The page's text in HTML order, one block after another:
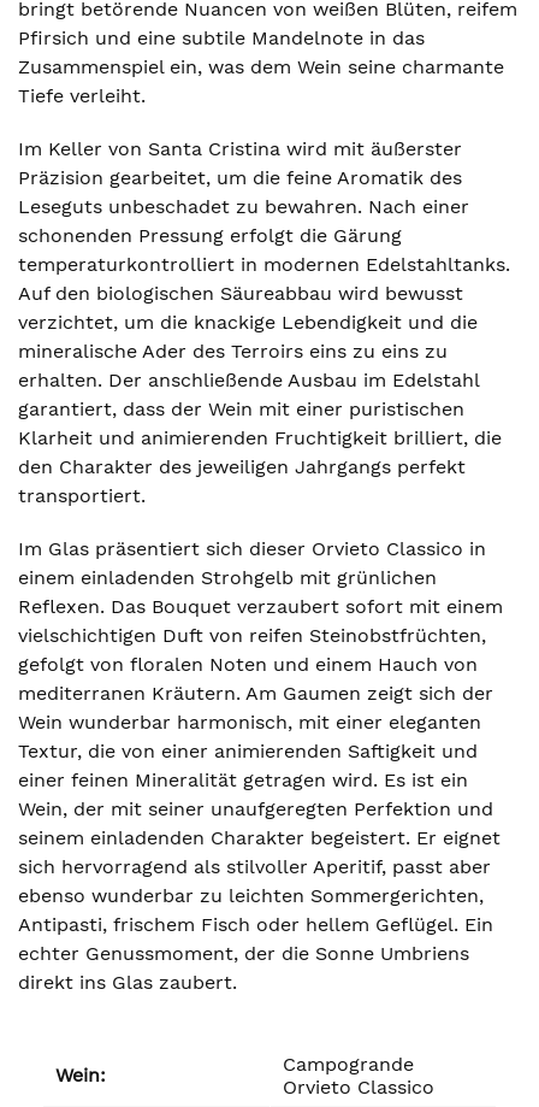
bringt betörende Nuancen von weißen Blüten, reifem
Pfirsich und eine subtile Mandelnote in das
Zusammenspiel ein, was dem Wein seine charmante
Tiefe verleiht.
Im Keller von Santa Cristina wird mit äußerster
Präzision gearbeitet, um die feine Aromatik des
Leseguts unbeschadet zu bewahren. Nach einer
schonenden Pressung erfolgt die Gärung
temperaturkontrolliert in modernen Edelstahltanks.
Auf den biologischen Säureabbau wird bewusst
verzichtet, um die knackige Lebendigkeit und die
mineralische Ader des Terroirs eins zu eins zu
erhalten. Der anschließende Ausbau im Edelstahl
garantiert, dass der Wein mit einer puristischen
Klarheit und animierenden Fruchtigkeit brilliert, die
den Charakter des jeweiligen Jahrgangs perfekt
transportiert.
Im Glas präsentiert sich dieser Orvieto Classico in
einem einladenden Strohgelb mit grünlichen
Reflexen. Das Bouquet verzaubert sofort mit einem
vielschichtigen Duft von reifen Steinobstfrüchten,
gefolgt von floralen Noten und einem Hauch von
mediterranen Kräutern. Am Gaumen zeigt sich der
Wein wunderbar harmonisch, mit einer eleganten
Textur, die von einer animierenden Saftigkeit und
einer feinen Mineralität getragen wird. Es ist ein
Wein, der mit seiner unaufgeregten Perfektion und
seinem einladenden Charakter begeistert. Er eignet
sich hervorragend als stilvoller Aperitif, passt aber
ebenso wunderbar zu leichten Sommergerichten,
Antipasti, frischem Fisch oder hellem Geflügel. Ein
echter Genussmoment, der die Sonne Umbriens
direkt ins Glas zaubert.
Wein:
Campogrande
Orvieto Classico